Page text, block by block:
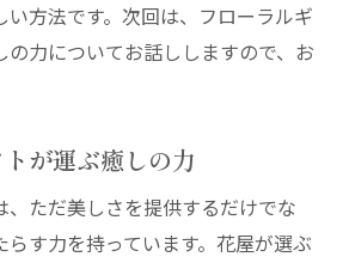
い方法です。次回は、フローラルギ
の力についてお話ししますので、お
が運ぶ癒しの力
、ただ美しさを提供するだけでな
らす力を持っています。花屋が選ぶ